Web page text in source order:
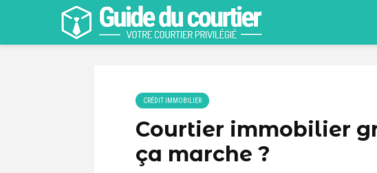
CRÉDIT IMMOBILIER
Courtier immobilier
ça marche ?